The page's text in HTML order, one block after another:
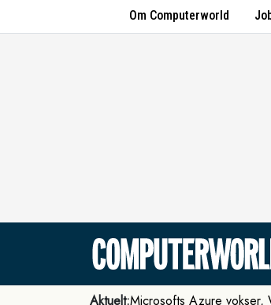
Om Computerworld
Aktuelt:Microsofts Azure vokser,